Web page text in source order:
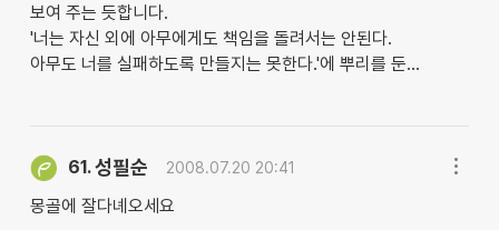
보여 주는 듯합니다.
'너는 자신 외에 아무에게도 책임을 돌려서는 안된다.
아무도 너를 실패하도록 만들지는 못한다.'에 뿌리를 둔...
61.성필순 2008.07.20 20:41
몽골에 잘다녜오세요